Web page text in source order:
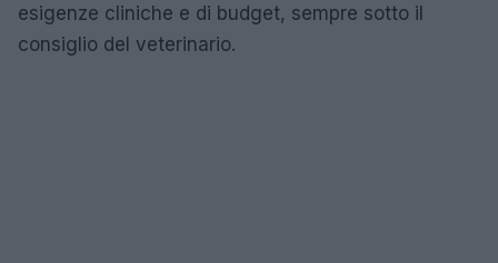
esigenze cliniche e di budget, sempre sotto il
consiglio del veterinario.